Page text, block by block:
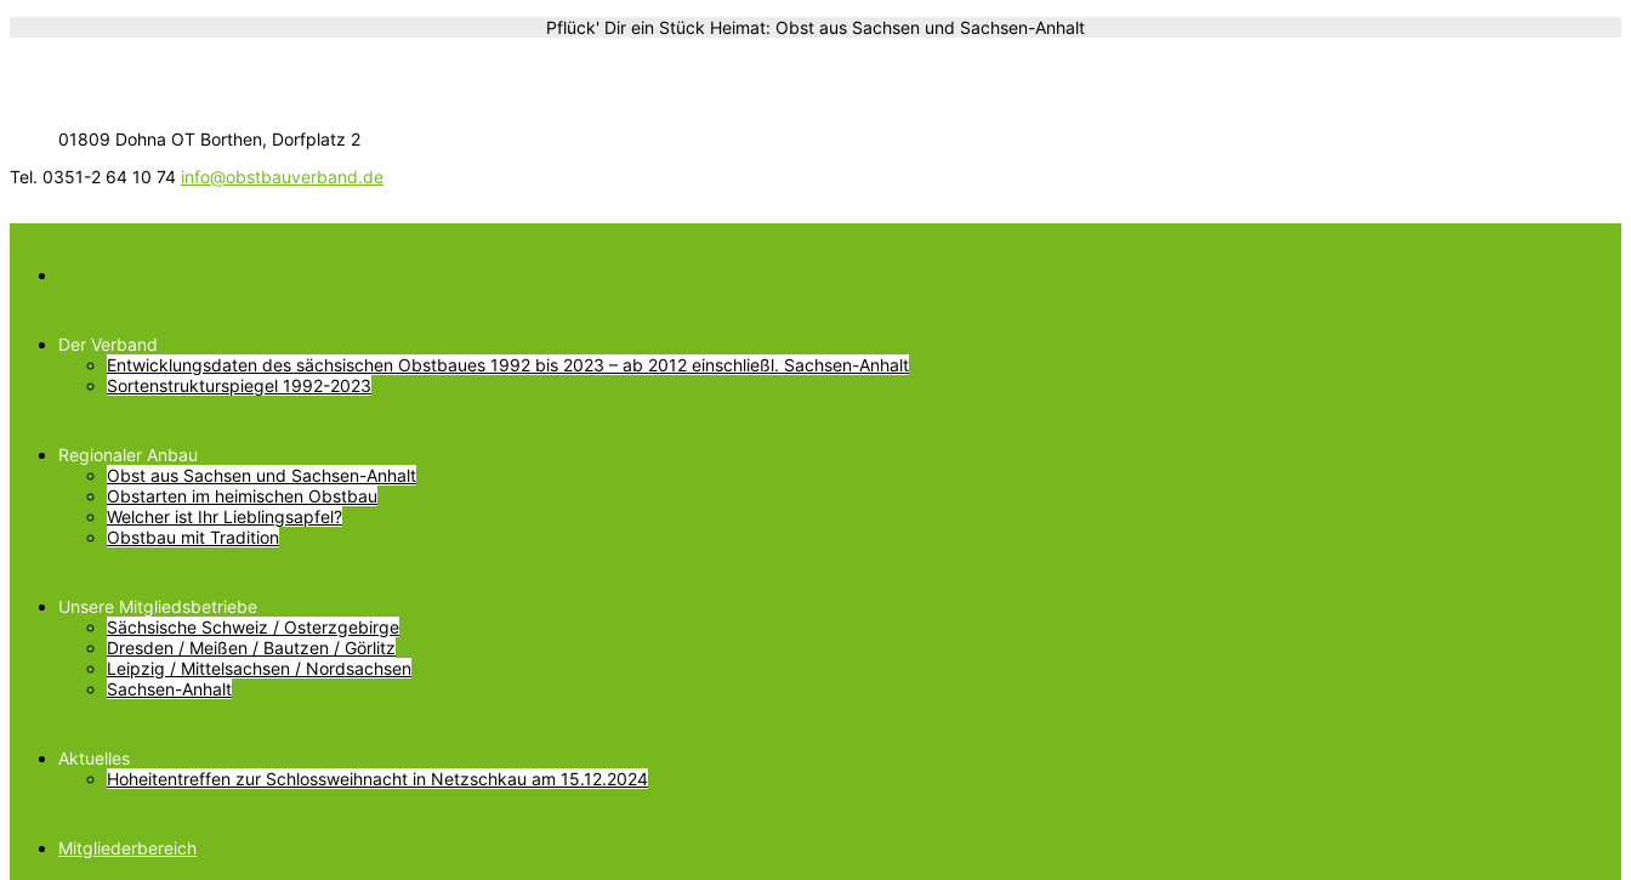
Pflück' Dir ein Stück Heimat: Obst aus Sachsen und Sachsen-Anhalt
01809 Dohna OT Borthen, Dorfplatz 2
Tel. 0351-2 64 10 74 info@obstbauverband.de
Der Verband
Entwicklungsdaten des sächsischen Obstbaues 1992 bis 2023 – ab 2012 einschließl. Sachsen-Anhalt
Sortenstrukturspiegel 1992-2023
Regionaler Anbau
Obst aus Sachsen und Sachsen-Anhalt
Obstarten im heimischen Obstbau
Welcher ist Ihr Lieblingsapfel?
Obstbau mit Tradition
Unsere Mitgliedsbetriebe
Sächsische Schweiz / Osterzgebirge
Dresden / Meißen / Bautzen / Görlitz
Leipzig / Mittelsachsen / Nordsachsen
Sachsen-Anhalt
Aktuelles
Hoheitentreffen zur Schlossweihnacht in Netzschkau am 15.12.2024
Mitgliederbereich